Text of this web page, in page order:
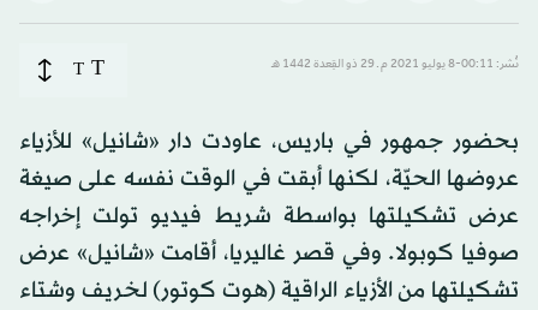
نُشر: 00:11-8 يوليو 2021 م ـ 29 ذو القِعدة 1442 هـ T
T
بحضور جمهور في باريس، عاودت دار «شانيل» للأزياء
عروضها الحيّة، لكنها أبقت في الوقت نفسه على صيغة
عرض تشكيلتها بواسطة شريط فيديو تولت إخراجه
صوفيا كوبولا. وفي قصر غاليريا، أقامت «شانيل» عرض
تشكيلتها من الأزياء الراقية (هوت كوتور) لخريف وشتاء